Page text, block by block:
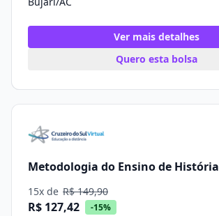
Ver mais detalhes
Quero esta bolsa
Metodologia do Ensino de História
15x de R$ 149,90
R$ 127,42 -15%